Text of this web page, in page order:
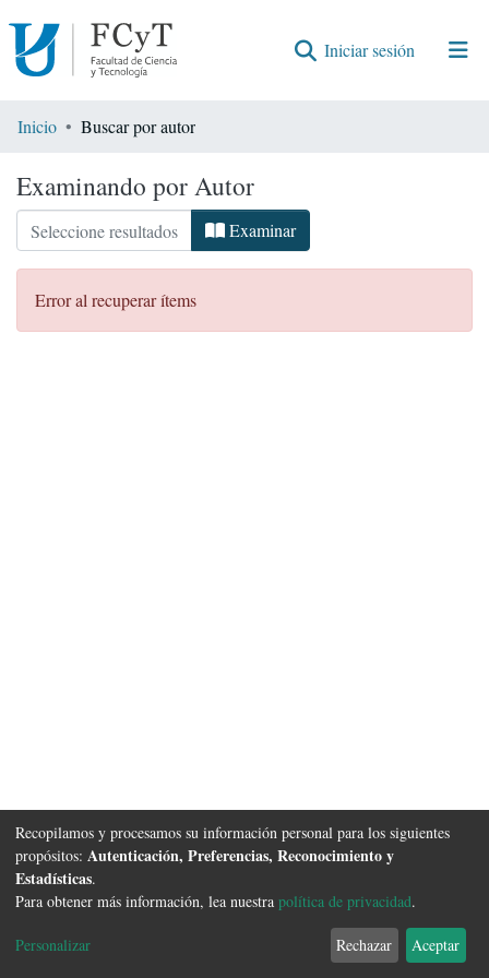
Iniciar sesión (current)
Comunidades
Inicio Buscar por autor
Examinando por Autor
Examinar
Error al recuperar ítems
Software DSpacecopyright © 2002-2026 FCyT Uader
Configuración de
Acuerdo de
usuario final
Enviar
Sugerencias
Recopilamos y procesamos su información personal para los siguientes
propósitos: Autenticación, Preferencias, Reconocimiento y
Estadísticas.
Para obtener más información, lea nuestra política de privacidad.
Personalizar Rechazar Aceptar